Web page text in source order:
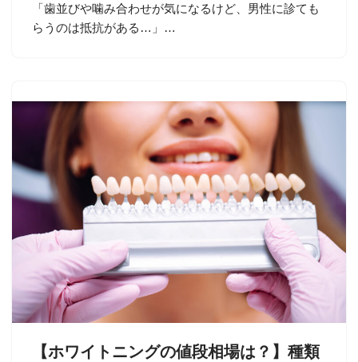
「歯並びや噛み合わせが気になるけど、男性に診ても
らうのは抵抗がある…」…
【ホワイトニングの値段相場は？】種類